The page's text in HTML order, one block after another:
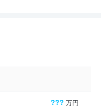
??? 万円